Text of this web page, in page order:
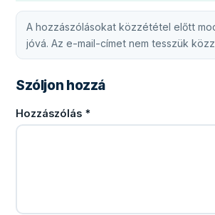
A hozzászólásokat közzététel előtt
jóvá. Az e-mail-címet nem tesszük
Szóljon hozzá
Hozzászólás *